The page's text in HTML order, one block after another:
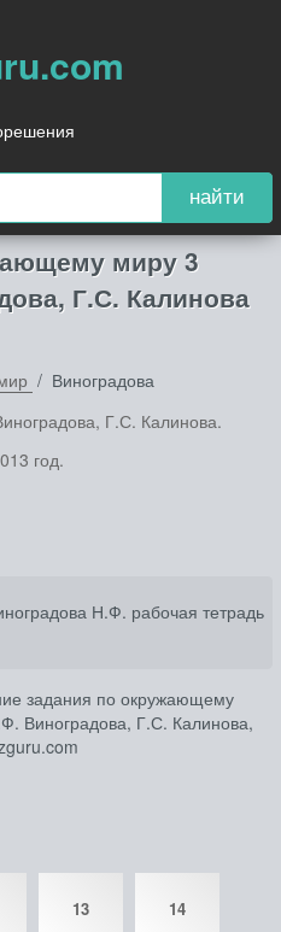
найти
миру 3
Г.С. Калинова
Виноградова
Г.С. Калинова.
год.
Н.Ф. рабочая тетрадь
задания по окружающему
Виноградова, Г.С. Калинова,
13 14